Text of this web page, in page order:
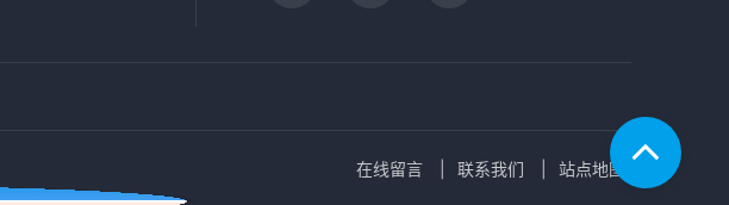
在线留言 联系我们 站点地图